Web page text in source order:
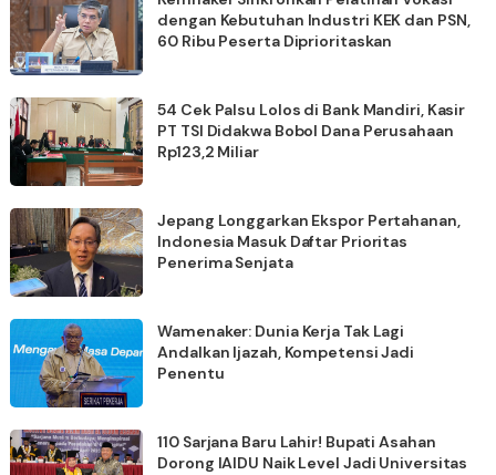
dengan Kebutuhan Industri KEK dan PSN,
60 Ribu Peserta Diprioritaskan
54 Cek Palsu Lolos di Bank Mandiri, Kasir
PT TSI Didakwa Bobol Dana Perusahaan
Rp123,2 Miliar
Jepang Longgarkan Ekspor Pertahanan,
Indonesia Masuk Daftar Prioritas
Penerima Senjata
Wamenaker: Dunia Kerja Tak Lagi
Andalkan Ijazah, Kompetensi Jadi
Penentu
110 Sarjana Baru Lahir! Bupati Asahan
Dorong IAIDU Naik Level Jadi Universitas